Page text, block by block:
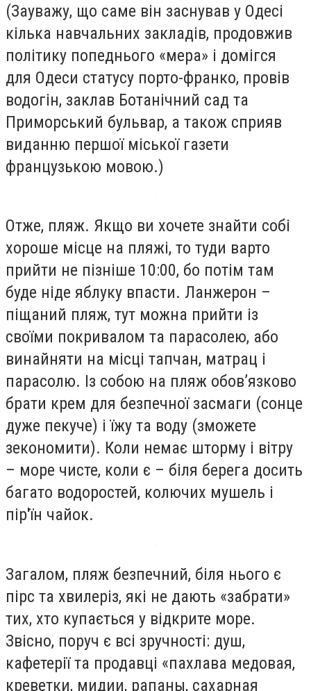
(Зауважу, що саме він заснував у Одесі
кілька навчальних закладів, продовжив
політику попеднього «мера» і домігся
для Одеси статусу порто-франко, провів
водогін, заклав Ботанічний сад та
Приморський бульвар, а також сприяв
виданню першої міської газети
французькою мовою.)
Отже, пляж. Якщо ви хочете знайти собі
хороше місце на пляжі, то туди варто
прийти не пізніше 10:00, бо потім там
буде ніде яблуку впасти. Ланжерон –
піщаний пляж, тут можна прийти із
своїми покривалом та парасолею, або
винайняти на місці тапчан, матрац і
парасолю. Із собою на пляж обов’язково
брати крем для безпечної засмаги (сонце
дуже пекуче) і їжу та воду (зможете
зекономити). Коли немає шторму і вітру
– море чисте, коли є – біля берега досить
багато водоростей, колючих мушель і
пір'їн чайок.
Загалом, пляж безпечний, біля нього є
пірс та хвилеріз, які не дають «забрати»
тих, хто купається у відкрите море.
Звісно, поруч є всі зручності: душ,
кафетерії та продавці «пахлава медовая,
креветки, мидии, рапаны, сахарная